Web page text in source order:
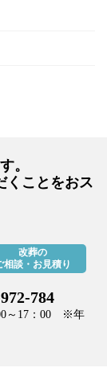
。
くことをおス
改葬の
相談・お見積り
784
～17：00 ※年